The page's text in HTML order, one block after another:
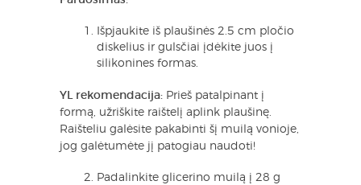
Išpjaukite iš plaušinės 2.5 cm pločio
diskelius ir gulsčiai įdėkite juos į
silikonines formas.
YL rekomendacija: Prieš patalpinant į
formą, užriškite raištelį aplink plaušinę.
Raišteliu galėsite pakabinti šį muilą vonioje,
jog galėtumėte jį patogiau naudoti!
Padalinkite glicerino muilą į 28 g